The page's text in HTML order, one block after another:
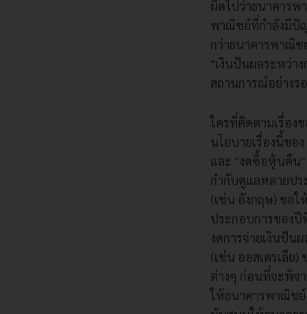
ผิดไปว่าธนาคารพ
พาณิชย์ที่กำลังมีปัญ
กว่าธนาคารพาณิช
"เงินปันผลระหว่า
สถานการณ์อย่างร
ใครที่ติดตามเรื่อง
นโยบายเรื่องนี้ขอ
และ "งดซื้อหุ้นคืน"
กำกับดูแลหลายปร
(เช่น อังกฤษ) ขอ
ประกอบการของ
งดการจ่ายเงินปัน
(เช่น ออสเตรเลี
ต่างๆ ก่อนที่จะพิจ
ให้ธนาคารพาณิชย์